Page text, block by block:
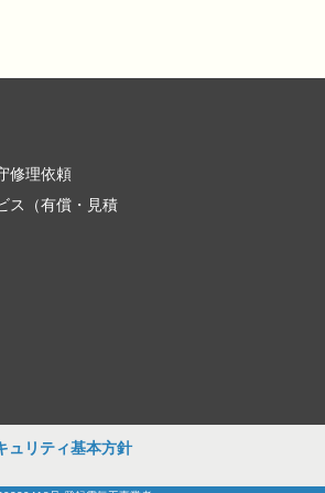
修理依頼
ス（有償・見積
ュリティ基本方針